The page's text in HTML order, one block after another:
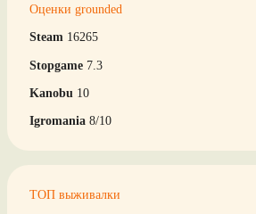
Оценки grounded
Steam 16265
Stopgame 7.3
Kanobu 10
Igromania 8/10
ТОП выживалки